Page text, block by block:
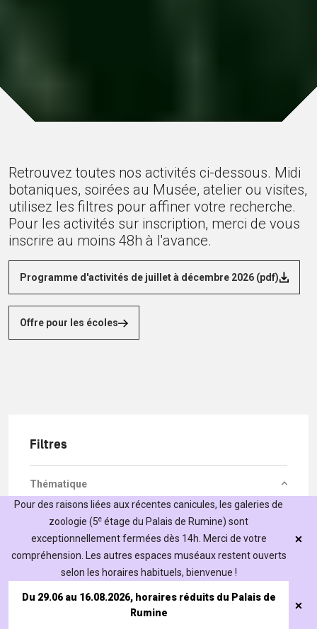
Retrouvez toutes nos activités ci-dessous. Midi
botaniques, soirées au Musée, atelier ou visites,
utilisez les filtres pour affiner votre recherche.
Pour les activités sur inscription, merci de vous
inscrire au moins 48h à l'avance.
Programme d'activités de juillet à décembre 2026 (pdf)
Offre pour les écoles
Filtres
Thématique
Spécimen
Choix du lieu
Public cible
Pour des raisons liées aux récentes canicules, les galeries de
zoologie (5e étage du Palais de Rumine) sont
exceptionnellement fermées dès 14h. Merci de votre
compréhension. Les autres espaces muséaux restent ouverts
selon les horaires habituels, bienvenue !
Du 29.06 au 16.08.2026, horaires réduits du Palais de
Rumine